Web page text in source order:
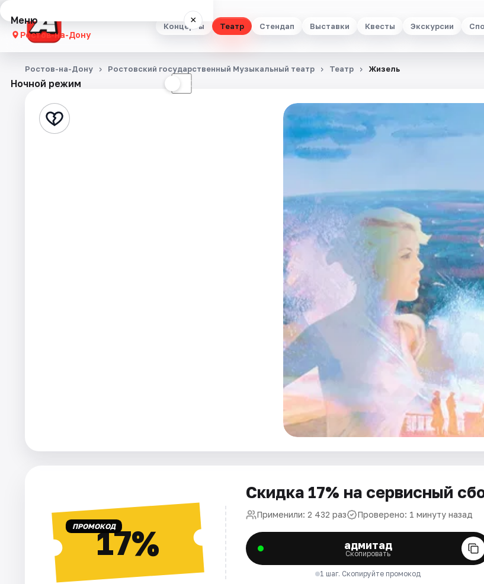
Концерты Театр Стендап Выставки Квесты Экскурсии
Меню ×
Ростов-на-Дону
Концерты
Стендап
Ночной режим ☾
Ростов-на-Дону Ростовский государственный Музыкальный театр Театр Жизель
ПРОМОКОД17%
Скидка 17% на сервисный
Применили: 2 432 раз Проверено: 1 минуту назад
адмитад
Скопировать
1 шаг. Скопируйте промокод